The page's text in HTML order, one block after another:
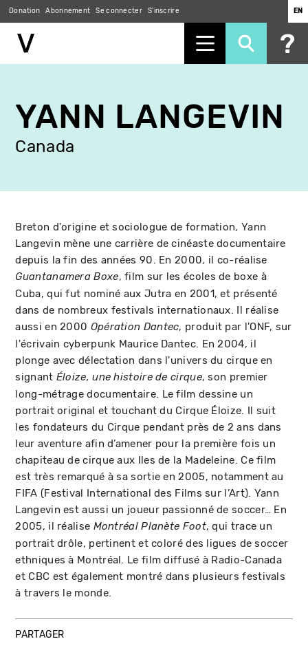
contenu
principal
Donation Abonnement Se connecter S'inscrire EN
YANN LANGEVIN
Canada
Breton d'origine et sociologue de formation, Yann
Langevin mène une carrière de cinéaste documentaire
depuis la fin des années 90. En 2000, il co-réalise
Guantanamera Boxe, film sur les écoles de boxe à
Cuba, qui fut nominé aux Jutra en 2001, et présenté
dans de nombreux festivals internationaux. Il réalise
aussi en 2000 Opération Dantec, produit par l'ONF, sur
l'écrivain cyberpunk Maurice Dantec. En 2004, il
plonge avec délectation dans l'univers du cirque en
signant Éloize, une histoire de cirque, son premier
long-métrage documentaire. Le film dessine un
portrait original et touchant du Cirque Éloize. Il suit
les fondateurs du Cirque pendant près de 2 ans dans
leur aventure afin d’amener pour la première fois un
chapiteau de cirque aux Iles de la Madeleine. Ce film
est très remarqué à sa sortie en 2005, notamment au
FIFA (Festival International des Films sur l’Art). Yann
Langevin est aussi un joueur passionné de soccer… En
2005, il réalise Montréal Planète Foot, qui trace un
portrait drôle, pertinent et coloré des ligues de soccer
ethniques à Montréal. Le film diffusé à Radio-Canada
et CBC est également montré dans plusieurs festivals
à travers le monde.
PARTAGER